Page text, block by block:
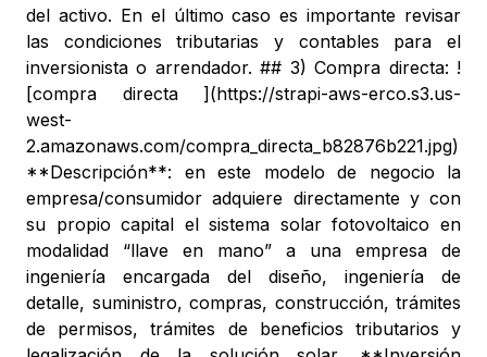
del activo. En el último caso es importante revisar
las condiciones tributarias y contables para el
inversionista o arrendador. ## 3) Compra directa: !
[compra directa ](https://strapi-aws-erco.s3.us-
west-
2.amazonaws.com/compra_directa_b82876b221.jpg)
**Descripción**: en este modelo de negocio la
empresa/consumidor adquiere directamente y con
su propio capital el sistema solar fotovoltaico en
modalidad “llave en mano” a una empresa de
ingeniería encargada del diseño, ingeniería de
detalle, suministro, compras, construcción, trámites
de permisos, trámites de beneficios tributarios y